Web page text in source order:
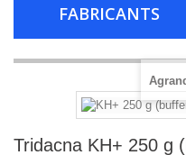
FABRICANTS
Tridacna KH+ 250 g